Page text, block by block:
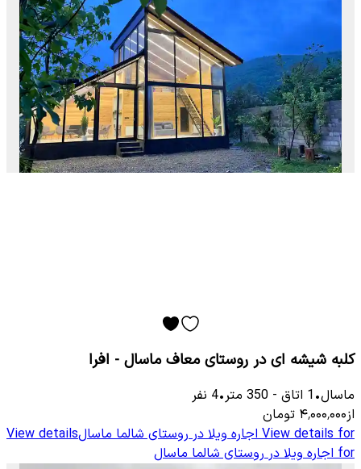
کلبه شیشه ای در روستای معاف ماسال - افرا
ماسال•
1 اتاق -
350 متر•
4 نفر
از۴٬۰۰۰٬۰۰۰ تومان
View details for اجاره ویلا در روستای شالما ماسالView details
for اجاره ویلا در روستای شالما ماسال